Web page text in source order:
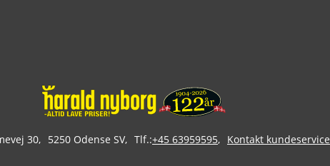
30 5250 Odense SV Tlf.:+45 63959595 Kontakt kundeservice